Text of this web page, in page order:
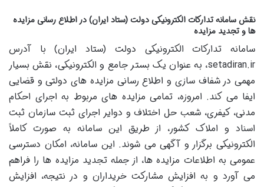
نقش سامانه تدارکات الکترونیکی دولت (ستاد ایران) در اطلاع رسانی مزایده
ها و تجدید مزایده
سامانه تدارکات الکترونیکی دولت (ستاد ایران) با آدرس
setadiran.ir، به عنوان یک بستر جامع و الکترونیکی، نقش بسیار
مهمی در شفاف سازی و اطلاع رسانی مزایده های دولتی و قضایی
ایفا می کند. امروزه، تمامی مزایده های مربوط به اجرای احکام
مدنی، کیفری، شعب حل اختلاف و دوایر اجرای ثبت سازمان ثبت
اسناد و املاک کشور، از طریق این سامانه به صورت کاملاً
الکترونیکی برگزار و آگهی می شوند. این سامانه، امکان دسترسی
عمومی به اطلاعات مزایده ها، از جمله تجدید مزایده ها را فراهم
می آورد و به افزایش مشارکت خریداران و در نتیجه، افزایش